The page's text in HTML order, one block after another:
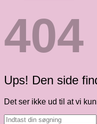
404
Ups! Den side
Det ser ikke ud til at vi